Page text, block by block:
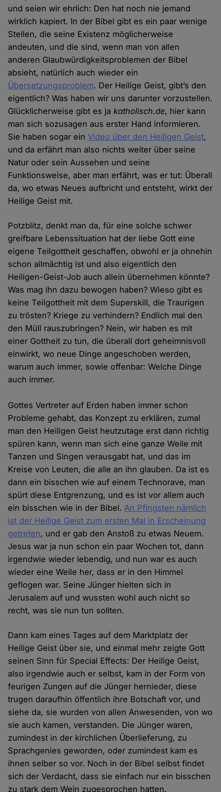
und seien wir ehrlich: Den hat noch nie jemand
wirklich kapiert. In der Bibel gibt es ein paar wenige
Stellen, die seine Existenz möglicherweise
andeuten, und die sind, wenn man von allen
anderen Glaubwürdigkeitsproblemen der Bibel
absieht, natürlich auch wieder ein
Übersetzungsproblem. Der Heilige Geist, gibt’s den
eigentlich? Was haben wir uns darunter vorzustellen.
Glücklicherweise gibt es jakatholisch.de, hier kann
man sich sozusagen aus erster Hand informieren.
Sie haben sogar einVideo über den Heiligen Geist,
und da erfährt man also nichts weiter über seine
Natur oder sein Aussehen und seine
Funktionsweise, aber man erfährt, was er tut: Überall
da, wo etwas Neues aufbricht und entsteht, wirkt der
Heilige Geist mit.
Potzblitz, denkt man da, für eine solche schwer
greifbare Lebenssituation hat der liebe Gott eine
eigene Teilgottheit geschaffen, obwohl er ja ohnehin
schon allmächtig ist und also eigentlich den
Heiligen-Geist-Job auch allein übernehmen könnte?
Was mag ihn dazu bewogen haben? Wieso gibt es
keine Teilgottheit mit dem Superskill, die Traurigen
zu trösten? Kriege zu verhindern? Endlich mal den
den Müll rauszubringen? Nein, wir haben es mit
einer Gottheit zu tun, die überall dort geheimnisvoll
einwirkt, wo neue Dinge angeschoben werden,
warum auch immer, sowie offenbar: Welche Dinge
auch immer.
Gottes Vertreter auf Erden haben immer schon
Probleme gehabt, das Konzept zu erklären, zumal
man den Heiligen Geist heutzutage erst dann richtig
spüren kann, wenn man sich eine ganze Weile mit
Tanzen und Singen verausgabt hat, und das im
Kreise von Leuten, die alle an ihn glauben. Da ist es
dann ein bisschen wie auf einem Technorave, man
spürt diese Entgrenzung, und es ist vor allem auch
ein bisschen wie in der Bibel.An Pfingsten nämlich
ist der Heilige Geist zum ersten Mal in Erscheinung
getreten, und er gab den Anstoß zu etwas Neuem.
Jesus war ja nun schon ein paar Wochen tot, dann
irgendwie wieder lebendig, und nun war es auch
wieder eine Weile her, dass er in den Himmel
geflogen war. Seine Jünger hielten sich in
Jerusalem auf und wussten wohl auch nicht so
recht, was sie nun tun sollten.
Dann kam eines Tages auf dem Marktplatz der
Heilige Geist über sie, und einmal mehr zeigte Gott
seinen Sinn für Special Effects: Der Heilige Geist,
also irgendwie auch er selbst, kam in der Form von
feurigen Zungen auf die Jünger hernieder, diese
trugen daraufhin öffentlich ihre Botschaft vor, und
siehe da, sie wurden von allen Anwesenden, von wo
sie auch kamen, verstanden. Die Jünger waren,
zumindest in der kirchlichen Überlieferung, zu
Sprachgenies geworden, oder zumindest kam es
ihnen selber so vor. Noch in der Bibel selbst findet
sich der Verdacht, dass sie einfach nur ein bisschen
zu stark dem Wein zugesprochen hatten.